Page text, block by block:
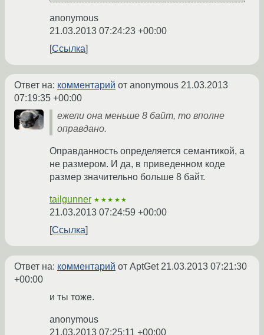
anonymous
21.03.2013 07:24:23 +00:00
Ссылка
Ответ на: комментарий от anonymous 21.03.2013
07:19:35 +00:00
ежели она меньше 8 байт, то вполне
оправдано.
Оправданность определяется семантикой, а
не размером. И да, в приведенном коде
размер значительно больше 8 байт.
tailgunner ★★★★★
21.03.2013 07:24:59 +00:00
Ссылка
Ответ на: комментарий от AptGet21.03.2013 07:21:30
+00:00
и ты тоже.
anonymous
21.03.2013 07:25:11 +00:00